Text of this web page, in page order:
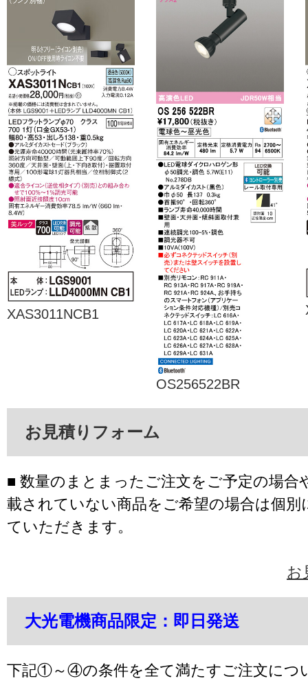
XAS3011NCB1
OS256522BR
お見積りフォーム
■ 数量のまとまったご注文をご予定の場合
載されていない商品をご希望の場合は個別
ていただきます。
お
大光電機商品限定：即日発送
下記①～④の条件を全て満たすご注文につ